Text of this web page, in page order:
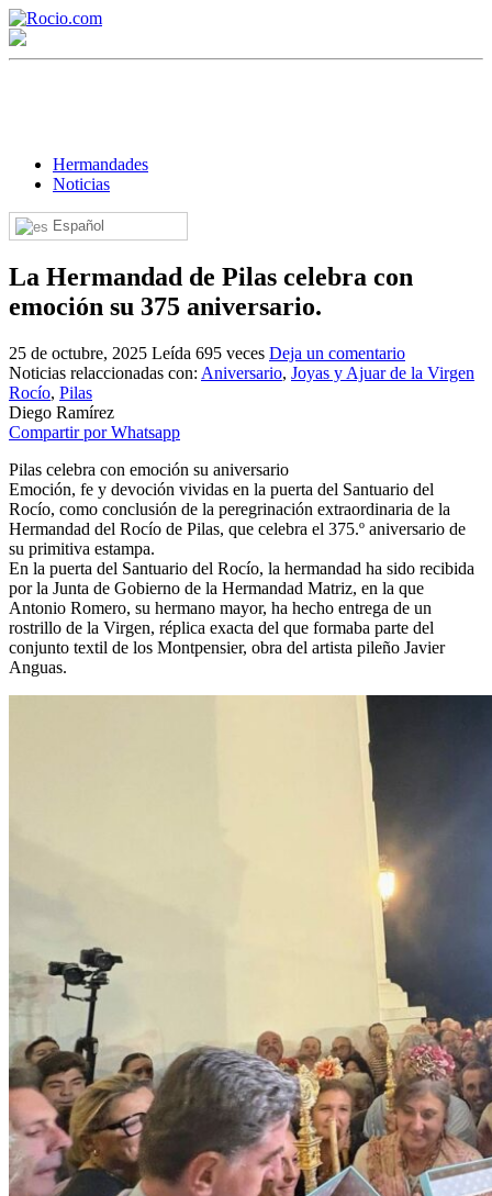
Hermandades
Noticias
Español
La Hermandad de Pilas celebra con
emoción su 375 aniversario.
25 de octubre, 2025 Leída 695 veces Deja un comentario
Noticias relaccionadas con: Aniversario, Joyas y Ajuar de la Virgen
Rocío, Pilas
Diego Ramírez
Compartir por Whatsapp
Pilas celebra con emoción su aniversario
Emoción, fe y devoción vividas en la puerta del Santuario del
Rocío, como conclusión de la peregrinación extraordinaria de la
Hermandad del Rocío de Pilas, que celebra el 375.º aniversario de
su primitiva estampa.
En la puerta del Santuario del Rocío, la hermandad ha sido recibida
por la Junta de Gobierno de la Hermandad Matriz, en la que
Antonio Romero, su hermano mayor, ha hecho entrega de un
rostrillo de la Virgen, réplica exacta del que formaba parte del
conjunto textil de los Montpensier, obra del artista pileño Javier
Anguas.
¡Bienvenido! Soy el asistente virtual de rocio.com.
¿En qué puedo ayudarte?
Historia de la Virgen del Rocío
¿Cuándo es la romería del Rocío?
¿Cuántas hermandades participan en la romería?
¿Cuándo se construyó la primera ermita?
El traslado cada siete años
¿Cuales son los actos principales que se celebran en el
Rocío?
Quiero hacer el camino,¿que tengo que hacer?
En el Rocío, ¿dónde me alojo?